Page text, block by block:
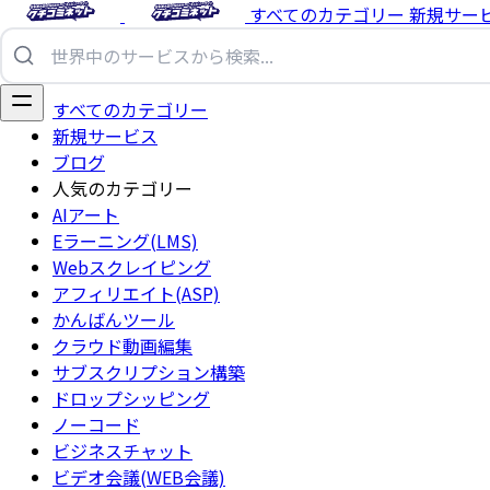
すべてのカテゴリー 新規サー
すべてのカテゴリー
新規サービス
ブログ
人気のカテゴリー
AIアート
Eラーニング(LMS)
Webスクレイピング
アフィリエイト(ASP)
かんばんツール
クラウド動画編集
サブスクリプション構築
ドロップシッピング
ノーコード
ビジネスチャット
ビデオ会議(WEB会議)